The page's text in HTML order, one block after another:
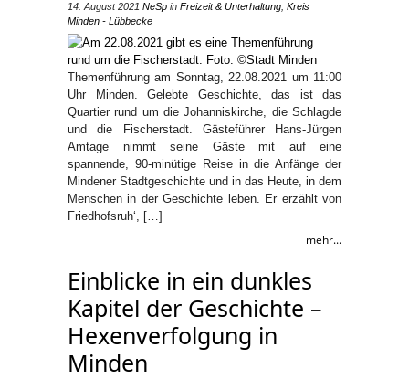
14. August 2021 NeSp in Freizeit & Unterhaltung Kreis
Minden - Lübbecke
Themenführung am Sonntag, 22.08.2021 um 11:00
Uhr Minden. Gelebte Geschichte, das ist das
Quartier rund um die Johanniskirche, die Schlagde
und die Fischerstadt. Gästeführer Hans-Jürgen
Amtage nimmt seine Gäste mit auf eine
spannende, 90-minütige Reise in die Anfänge der
Mindener Stadtgeschichte und in das Heute, in dem
Menschen in der Geschichte leben. Er erzählt von
Friedhofsruh‘, […]
mehr...
Einblicke in ein dunkles
Kapitel der Geschichte –
Hexenverfolgung in
Minden